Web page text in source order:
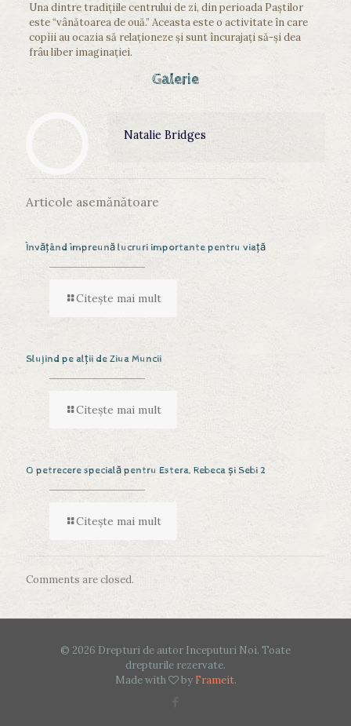
Una dintre tradiţiile centrului de zi, din perioada Paştilor
este “vânătoarea de ouă.” Aceasta este o activitate în care
copiii au ocazia să relaţioneze şi sunt încurajaţi să-şi dea
frâu liber imaginaţiei.
Galerie
Natalie Bridges
Articole asemănătoare
Învățând împreună lucruri importante pentru viață
Citește mai mult
Slujind pe alții de Ziua Muncii
Citește mai mult
O petrecere specială pentru Estera, Rebeca și Sebi 2
Citește mai mult
Comments are closed.
© 2026 Drepturi de autor Inceputuri Noi. Toate
drepturile rezervate.
Made with
by Frameit.